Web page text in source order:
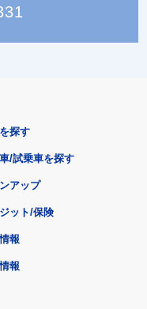
探す
/試乗車を探す
アップ
ット/保険
報
報